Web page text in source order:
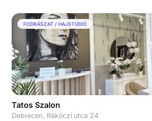
FODRÁSZAT / HAJSTÚDIÓ
Tatos Szalon
Debrecen, Rákóczi utca 24